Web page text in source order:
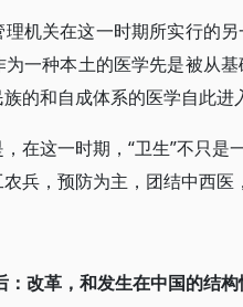
理机关在这一时期所实行的
一种本土的医学先是被从
的和自成体系的医学自此进
在这一时期，“卫生”不只是
兵，预防为主，团结中西医
：改革，和发生在中国的结